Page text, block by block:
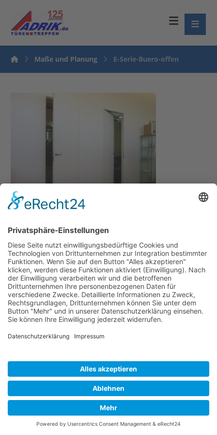
Maße und Planung E-Serie-Buero-offen
Cookie-Einstellungen
Copyright 2026. All Rights Reserved.
Impressum Datenschutz